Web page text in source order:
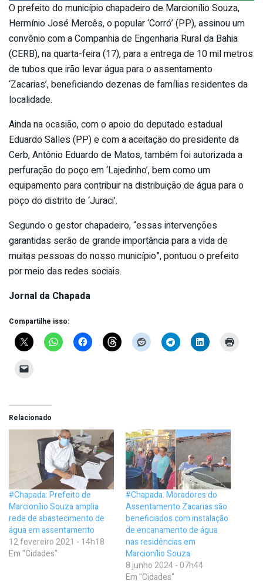
O prefeito do município chapadeiro de Marcionílio Souza,
Hermínio José Mercês, o popular ‘Corró’ (PP), assinou um
convênio com a Companhia de Engenharia Rural da Bahia
(CERB), na quarta-feira (17), para a entrega de 10 mil metros
de tubos que irão levar água para o assentamento
‘Zacarias’, beneficiando dezenas de famílias residentes da
localidade.
Ainda na ocasião, com o apoio do deputado estadual
Eduardo Salles (PP) e com a aceitação do presidente da
Cerb, Antônio Eduardo de Matos, também foi autorizada a
perfuração do poço em ‘Lajedinho’, bem como um
equipamento para contribuir na distribuição de água para o
poço do distrito de ‘Juraci’.
Segundo o gestor chapadeiro, “essas intervenções
garantidas serão de grande importância para a vida de
muitas pessoas do nosso município”, pontuou o prefeito
por meio das redes sociais.
Jornal da Chapada
Compartilhe isso:
Relacionado
#Chapada: Prefeito de
Marcionílio Souza amplia
rede de abastecimento de
água em assentamento
12 fevereiro 2021 - 14h18
Em "Cidades"
#Chapada: Moradores do
Assentamento Zacarias são
beneficiados com instalação
de encanamento de água
nas residências em
Marcionílio Souza
8 junho 2024 - 07h44
Em "Cidades"